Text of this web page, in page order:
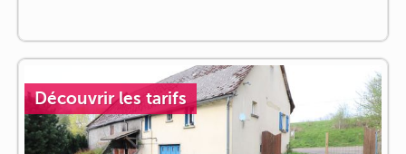
Découvrir les tarifs